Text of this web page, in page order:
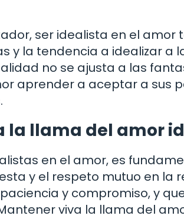
ser idealista en el amor
y la tendencia a idealizar a
no se ajusta a las
aprender a aceptar a sus
la llama del amor
en el amor, es
y el respeto mutuo en la
y compromiso, y
viva la llama del